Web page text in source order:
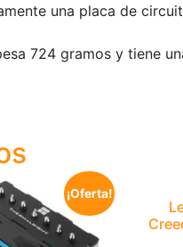
una placa de
724 gramos y tiene
¡Oferta!